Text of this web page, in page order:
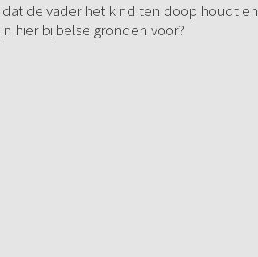
de vader het kind ten doop houdt en
hier bijbelse gronden voor?